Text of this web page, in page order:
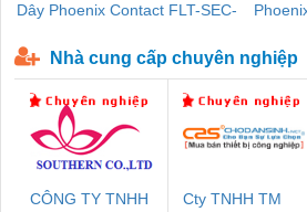
Dây Phoenix Contact FLT-SEC-
Nhà cung cấp chuyên nghiệp
CÔNG TY TNHH
Cty TNHH TM